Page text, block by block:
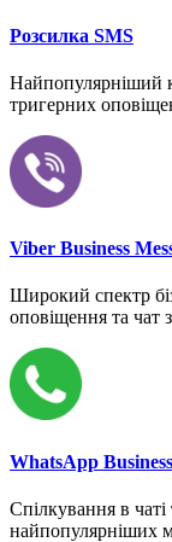
Розсилка SMS
Найпопулярніший
тригерних
Viber Business
Широкий спектр
оповіщення та чат
WhatsApp
Спілкування в
найпопулярніших